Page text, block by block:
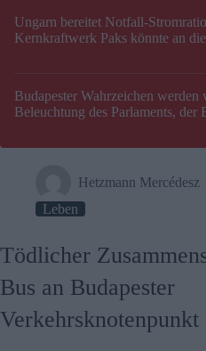
Ungarn bereitet Notfall-
Kernkraftwerk Paks könnte an
Budapester Wahrzeichen werden
Beleuchtung des Parlaments, der
Hetzmann Mercédesz
Leben
Tödlicher
Bus an Budapester
Verkehrsknotenpunkt